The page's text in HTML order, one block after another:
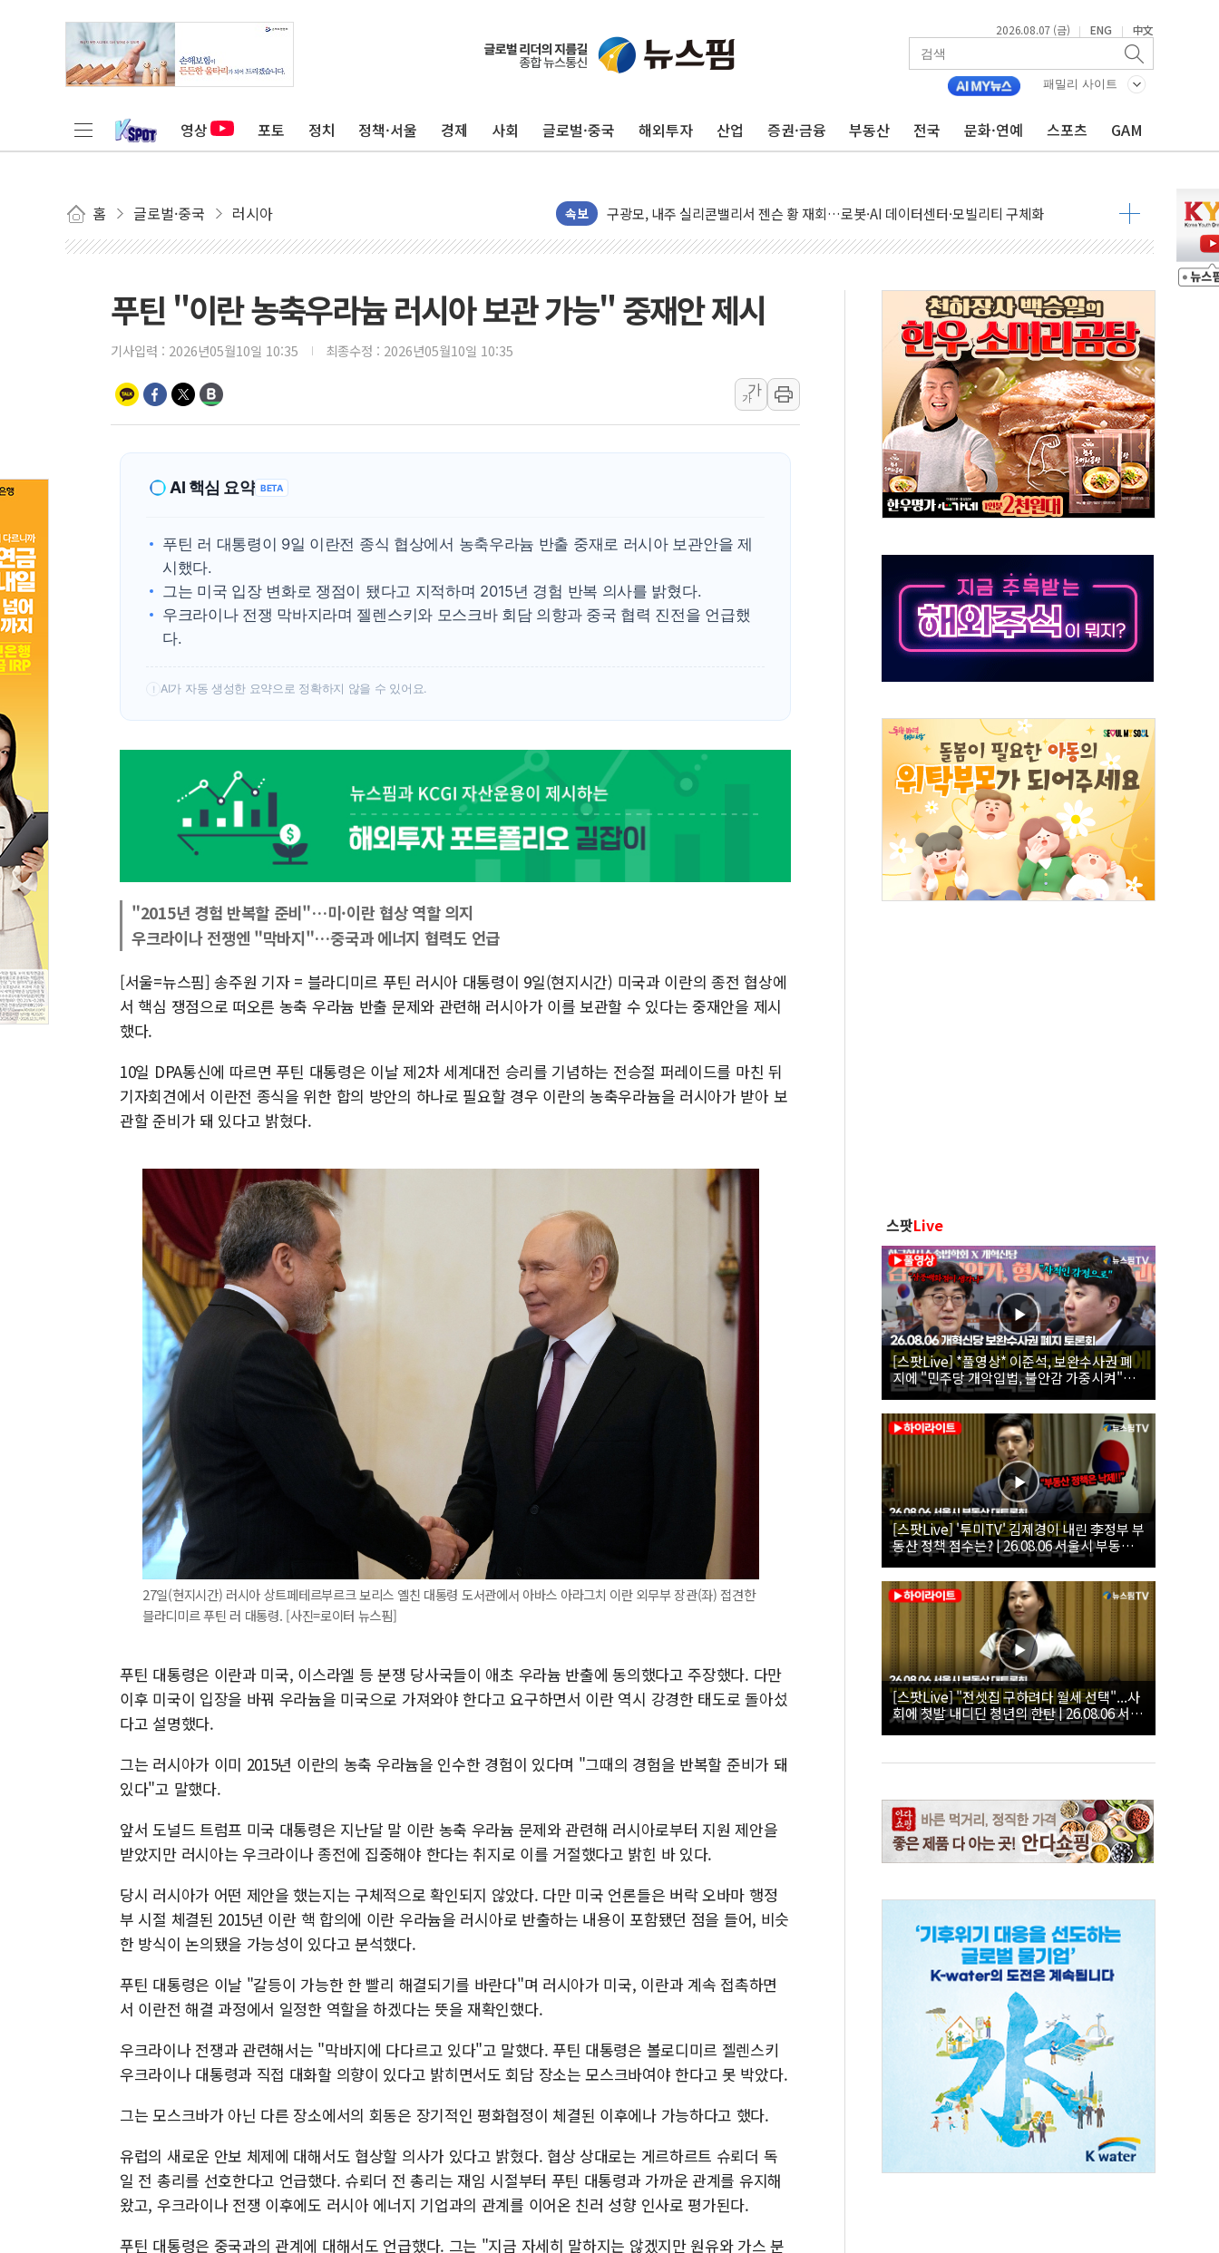
2026.08.07 (금) | ENG | 中文
패밀리 사이트
영상 포토 정치 정책·서울 경제 사회 글로벌·중국 해외투자 산업 증권·금융 부동산 전국 문화·연예 스포츠 GAM
홈 글로벌·중국 러시아 속보
이란, 오만과 호르무즈 해협 재개방 합의 막바지.."美와 직접 협상 없어"
[민주 당권주자 일정] 송영길·정청래·김민석 후보 - 8월 7일
李대통령, 오늘 부동산 정책 점검 2차 회의…주택 공급 대책 막바지 조율할 듯
[오늘의 국회일정] 상임위·세미나·기자회견·주요 정당 - 8월 7일
리투아니아 국방 "러, 우크라 드론으로 나토 회원국 공격 검토… 거짓 깃발 작전"
구광모, 내주 실리콘밸리서 젠슨 황 재회…로봇·AI 데이터센터·모빌리티 구체화
김정관 장관 "영업이익 N% 성과급 반대…상법·자본시장법 개정 논의"
뉴욕증시 프리뷰, 미 주가선물 AI주 차익실현 속 혼조세...웨스턴디지털·샌디스크↓
청와대, 북한 단거리 탄도미사일 발사에 긴급 안보 점검회의
금값 7주 만에 최고…美 고용 둔화·호르무즈 재개방 기대에 강세
[인도증시] 중동 긴장 완화에 실적 호조까지, 상승...호실적 보고 기업 상승세 뚜렷
러, 1인칭시점 드론으로 우크라 민간인 '사파리' 공격… 시민들 공포감 극대화 전략
[베트남 증시] 지수 하락 속 'DGC' 임시 주총 기대감에 홀로 상한가…마진 잔액은 사상 최고
'월가의 황제' 다이먼 "금융시장 레버리지 위험수위…숨은 차입이 더 큰 변수"
양주 섬유염색공장서 화재 1명 중상…대응 1단계 진압 중
푸틴 "이란 농축우라늄 러시아 보관 가능" 중재안 제시
기사입력 : 2026년05월10일 10:35 최종수정 : 2026년05월10일 10:35
가
가
AI 핵심 요약 BETA
푸틴 러 대통령이 9일 이란전 종식 협상에서 농축우라늄 반출 중재로 러시아 보관안을 제
시했다.
그는 미국 입장 변화로 쟁점이 됐다고 지적하며 2015년 경험 반복 의사를 밝혔다.
우크라이나 전쟁 막바지라며 젤렌스키와 모스크바 회담 의향과 중국 협력 진전을 언급했
다.
! AI가 자동 생성한 요약으로 정확하지 않을 수 있어요.
"2015년 경험 반복할 준비"…미·이란 협상 역할 의지
우크라이나 전쟁엔 "막바지"…중국과 에너지 협력도 언급
[서울=뉴스핌] 송주원 기자 = 블라디미르 푸틴 러시아 대통령이 9일(현지시간) 미국과 이란의 종전 협상에
서 핵심 쟁점으로 떠오른 농축 우라늄 반출 문제와 관련해 러시아가 이를 보관할 수 있다는 중재안을 제시
했다.
10일 DPA통신에 따르면 푸틴 대통령은 이날 제2차 세계대전 승리를 기념하는 전승절 퍼레이드를 마친 뒤
기자회견에서 이란전 종식을 위한 합의 방안의 하나로 필요할 경우 이란의 농축우라늄을 러시아가 받아 보
관할 준비가 돼 있다고 밝혔다.
27일(현지시간) 러시아 상트페테르부르크 보리스 옐친 대통령 도서관에서 아바스 아라그치 이란 외무부 장관(좌) 접견한
블라디미르 푸틴 러 대통령. [사진=로이터 뉴스핌]
푸틴 대통령은 이란과 미국, 이스라엘 등 분쟁 당사국들이 애초 우라늄 반출에 동의했다고 주장했다. 다만
이후 미국이 입장을 바꿔 우라늄을 미국으로 가져와야 한다고 요구하면서 이란 역시 강경한 태도로 돌아섰
다고 설명했다.
그는 러시아가 이미 2015년 이란의 농축 우라늄을 인수한 경험이 있다며 "그때의 경험을 반복할 준비가 돼
있다"고 말했다.
앞서 도널드 트럼프 미국 대통령은 지난달 말 이란 농축 우라늄 문제와 관련해 러시아로부터 지원 제안을
받았지만 러시아는 우크라이나 종전에 집중해야 한다는 취지로 이를 거절했다고 밝힌 바 있다.
당시 러시아가 어떤 제안을 했는지는 구체적으로 확인되지 않았다. 다만 미국 언론들은 버락 오바마 행정
부 시절 체결된 2015년 이란 핵 합의에 이란 우라늄을 러시아로 반출하는 내용이 포함됐던 점을 들어, 비슷
한 방식이 논의됐을 가능성이 있다고 분석했다.
푸틴 대통령은 이날 "갈등이 가능한 한 빨리 해결되기를 바란다"며 러시아가 미국, 이란과 계속 접촉하면
서 이란전 해결 과정에서 일정한 역할을 하겠다는 뜻을 재확인했다.
우크라이나 전쟁과 관련해서는 "막바지에 다다르고 있다"고 말했다. 푸틴 대통령은 볼로디미르 젤렌스키
우크라이나 대통령과 직접 대화할 의향이 있다고 밝히면서도 회담 장소는 모스크바여야 한다고 못 박았다.
그는 모스크바가 아닌 다른 장소에서의 회동은 장기적인 평화협정이 체결된 이후에나 가능하다고 했다.
유럽의 새로운 안보 체제에 대해서도 협상할 의사가 있다고 밝혔다. 협상 상대로는 게르하르트 슈뢰더 독
일 전 총리를 선호한다고 언급했다. 슈뢰더 전 총리는 재임 시절부터 푸틴 대통령과 가까운 관계를 유지해
왔고, 우크라이나 전쟁 이후에도 러시아 에너지 기업과의 관계를 이어온 친러 성향 인사로 평가된다.
푸틴 대통령은 중국과의 관계에 대해서도 언급했다. 그는 "지금 자세히 말하지는 않겠지만 원유와 가스 분
스팟Live
[스팟Live] *풀영상* 이준석, 보완수사권 폐
지에 "민주당 개악입법, 불안감 가중시켜"｜
26.08.06 개혁신당 보완수사권 폐지 토론회
[스팟Live] '투미TV' 김제경이 내린 李정부 부
동산 정책 점수는? | 26.08.06 서울시 부동산
대토론회
[스팟Live] "전셋집 구하려다 월세 선택"...사
회에 첫발 내디딘 청년의 한탄 | 26.08.06 서울
시 부동산 대토론회